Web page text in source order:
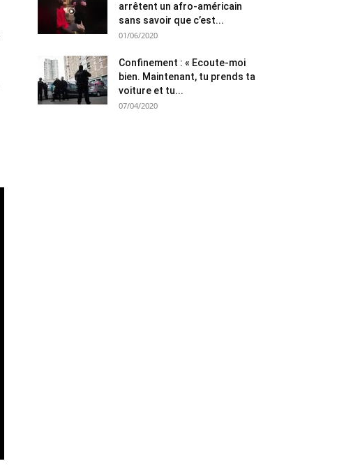
arrêtent un afro-américain
sans savoir que c’est...
01/06/2020
Confinement : « Ecoute-moi
bien. Maintenant, tu prends ta
voiture et tu...
07/04/2020